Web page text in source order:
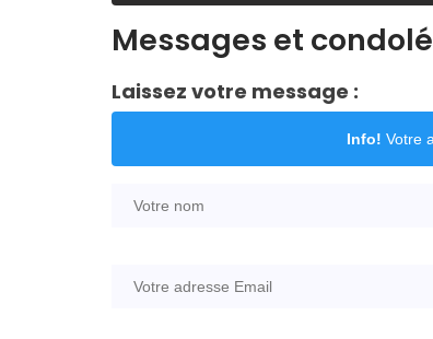
Messages et
Laissez votre message :
Info! Votre